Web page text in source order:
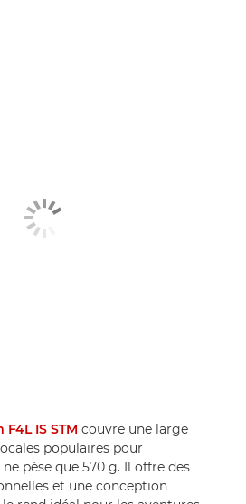
F4L IS STM couvre une large
populaires pour
pèse que 570 g. Il offre des
et une conception